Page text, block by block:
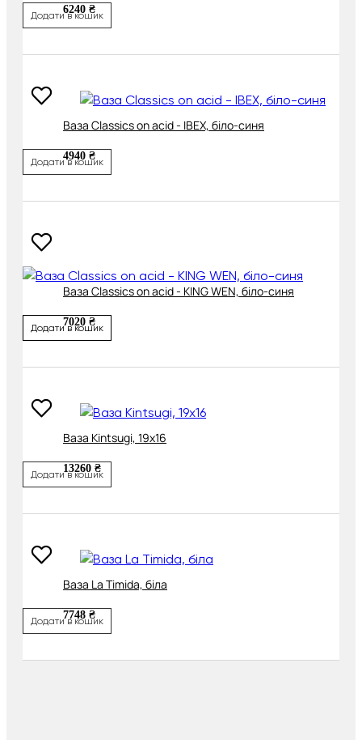
6240 ₴
Додати в кошик
Ваза Classics on acid - IBEX, біло-синя
4940 ₴
Додати в кошик
Ваза Classics on acid - KING WEN, біло-синя
7020 ₴
Додати в кошик
Ваза Kintsugi, 19х16
13260 ₴
Додати в кошик
Ваза La Timida, біла
7748 ₴
Додати в кошик